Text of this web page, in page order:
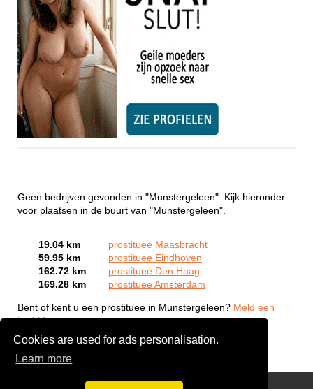
Cookies are used for ads personalisation.
Learn more
Geen bedrijven gevonden in "Munstergeleen". Kijk hieronder
voor plaatsen in de buurt van "Munstergeleen".
19.04 km
prostituee Maasbracht
59.95 km
prostituee Eindhoven
162.72 km
prostituee Den Haag
169.28 km
prostituee Amsterdam
Bent of kent u een prostituee in Munstergeleen? Meld een
bedrijf gratis aan